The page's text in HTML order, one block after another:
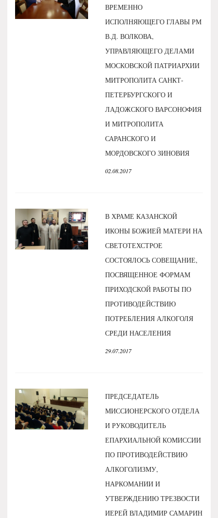
ВРЕМЕННО
ИСПОЛНЯЮЩЕГО ГЛАВЫ РМ
В.Д. ВОЛКОВА,
УПРАВЛЯЮЩЕГО ДЕЛАМИ
МОСКОВСКОЙ ПАТРИАРХИИ
МИТРОПОЛИТА САНКТ-
ПЕТЕРБУРГСКОГО И
ЛАДОЖСКОГО ВАРСОНОФИЯ
И МИТРОПОЛИТА
САРАНСКОГО И
МОРДОВСКОГО ЗИНОВИЯ
02.08.2017
В ХРАМЕ КАЗАНСКОЙ
ИКОНЫ БОЖИЕЙ МАТЕРИ НА
СВЕТОТЕХСТРОЕ
СОСТОЯЛОСЬ СОВЕЩАНИЕ,
ПОСВЯЩЕННОЕ ФОРМАМ
ПРИХОДСКОЙ РАБОТЫ ПО
ПРОТИВОДЕЙСТВИЮ
ПОТРЕБЛЕНИЯ АЛКОГОЛЯ
СРЕДИ НАСЕЛЕНИЯ
29.07.2017
ПРЕДСЕДАТЕЛЬ
МИССИОНЕРСКОГО ОТДЕЛА
И РУКОВОДИТЕЛЬ
ЕПАРХИАЛЬНОЙ КОМИССИИ
ПО ПРОТИВОДЕЙСТВИЮ
АЛКОГОЛИЗМУ,
НАРКОМАНИИ И
УТВЕРЖДЕНИЮ ТРЕЗВОСТИ
ИЕРЕЙ ВЛАДИМИР САМАРИН